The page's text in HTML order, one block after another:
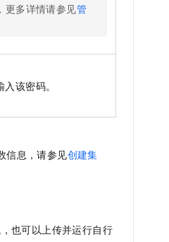
更多详情请参见管
该密码。
信息，请参见创建集
也可以上传并运行自行